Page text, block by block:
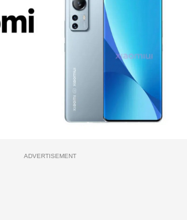
ADVERTISEMENT